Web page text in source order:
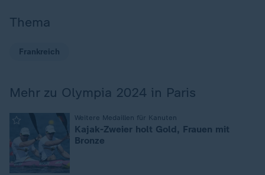
Thema
Frankreich
Mehr zu Olympia 2024 in Paris
Weitere Medaillen für Kanuten
Kajak-Zweier holt Gold, Frauen mit
Bronze